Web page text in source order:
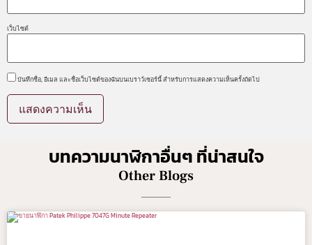
เว็บไซต์
บันทึกชื่อ, อีเมล และชื่อเว็บไซต์ของฉันบนเบราว์เซอร์นี้ สำหรับการแสดงความเห็นครั้งถัดไป
บทความนาฬิกาอื่นๆ ที่น่าสนใจ
Other Blogs